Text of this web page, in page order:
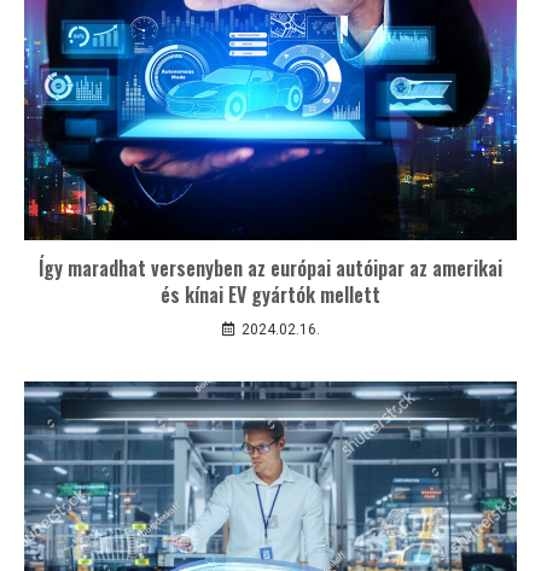
Így maradhat versenyben az európai autóipar az amerikai
és kínai EV gyártók mellett
2024.02.16.